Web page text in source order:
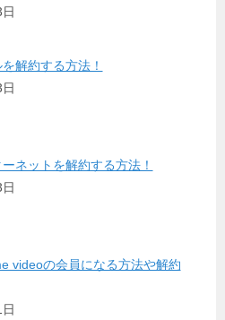
解約する方法！
ネットを解約する方法！
videoの会員になる方法や解約